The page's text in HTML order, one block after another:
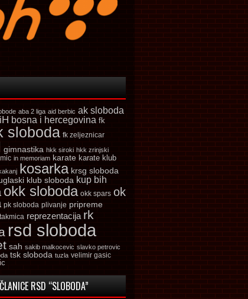
aba 2 liga aid berbic ak sloboda
bosna i hercegovina fk
sloboda fk zeljeznicar
gimnastika hkk siroki hkk zrinjski
in memoriam karate karate klub
kosarka krsg sloboda
klub sloboda kup bih
okk sloboda okk spars ok
pk sloboda plivanje pripreme
reprezentacija rk
rsd sloboda
sah sakib malkocevic slavko petrovic
tsk sloboda tuzla velimir gasic
RSD “SLOBODA”